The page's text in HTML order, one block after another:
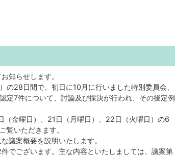
知らせします。
28日間で、初日に10月に行いました特別委員会、
定7件について、討論及び採決が行われ、その後定例
金曜日）、21日（月曜日）、22日（火曜日）の6
覧いただきます。
議案概要を説明いたします。
でございます。主な内容といたしましては、議案第